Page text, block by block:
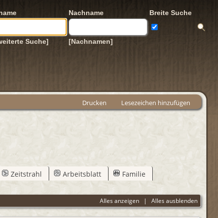
Nachname Breite Suche
Suche] [Nachnamen]
Drucken Lesezeichen hinzufügen
Zeitstrahl Arbeitsblatt Familie
Alles anzeigen | Alles ausblenden